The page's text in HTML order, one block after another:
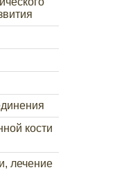
кости
лечение